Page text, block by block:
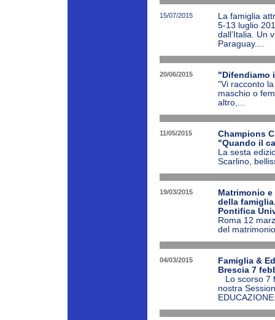
15/07/2015
La famiglia
5-13 luglio
dall’Italia. Un
Paraguay....
20/06/2015
"Difendiamo
"Vi racconto
maschio o
altro,...
11/05/2015
Champions
"Quando il
La sesta
Scarlino,
19/03/2015
Matrimonio
della
Pontifica
Roma 12
del
04/03/2015
Famiglia &
Brescia 7
Lo scorso 7
nostra